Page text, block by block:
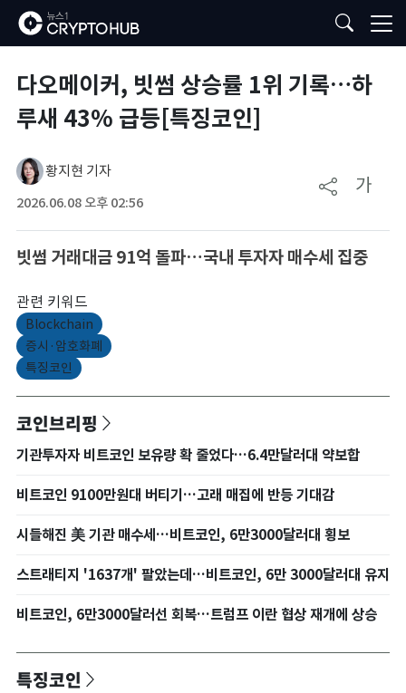
다오메이커, 빗썸 상승률 1위 기록…하
루새 43% 급등[특징코인]
황지현 기자
2026.06.08 오후 02:56
가
빗썸 거래대금 91억 돌파…국내 투자자 매수세 집중
관련 키워드
Blockchain
증시·암호화폐
특징코인
코인브리핑
기관투자자 비트코인 보유량 확 줄었다…6.4만달러대 약보합
비트코인 9100만원대 버티기…고래 매집에 반등 기대감
시들해진 美 기관 매수세…비트코인, 6만3000달러대 횡보
스트래티지 '1637개' 팔았는데…비트코인, 6만 3000달러대 유지
비트코인, 6만3000달러선 회복…트럼프 이란 협상 재개에 상승
특징코인